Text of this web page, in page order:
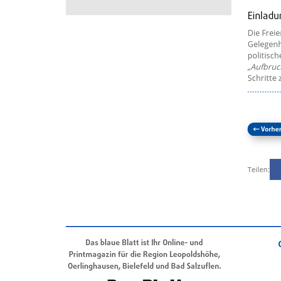
Die
Schritte
←
Teilen:
Das blaue Blatt ist Ihr Online- und
Printmagazin für die Region Leopoldshöhe,
Oerlinghausen, Bielefeld und Bad Salzuflen.